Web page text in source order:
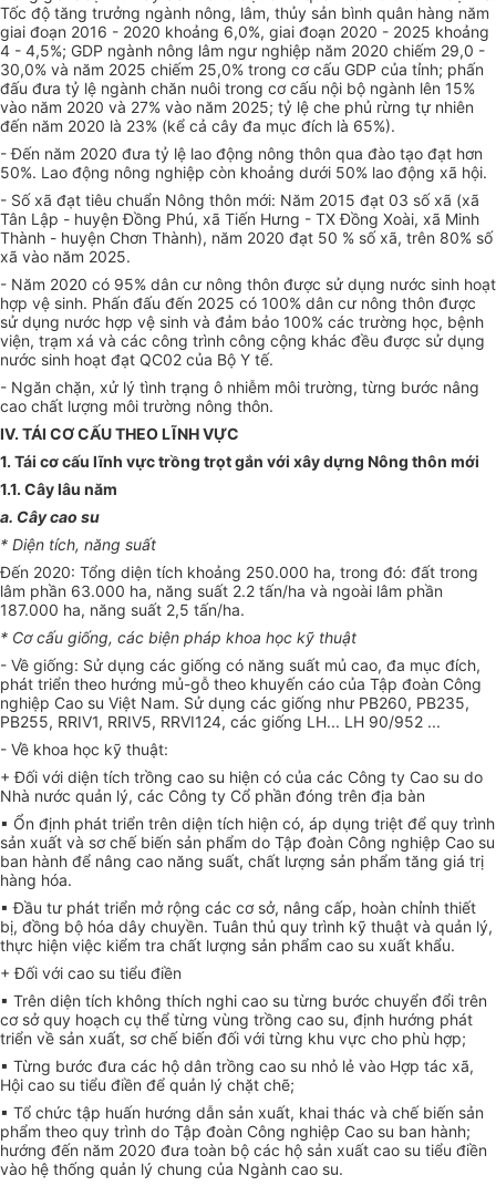
Tốc độ tăng trưởng ngành nông, lâm, thủy sản bình quân hàng năm
giai đoạn 2016 - 2020 khoảng 6,0%, giai đoạn 2020 - 2025 khoảng
4 - 4,5%; GDP ngành nông lâm ngư nghiệp năm 2020 chiếm 29,0 -
30,0% và năm 2025 chiếm 25,0% trong cơ cấu GDP của tỉnh; phấn
đấu đưa tỷ lệ ngành chăn nuôi trong cơ cấu nội bộ ngành lên 15%
vào năm 2020 và 27% vào năm 2025; tỷ lệ che phủ rừng tự nhiên
đến năm 2020 là 23% (kể cả cây đa mục đích là 65%).
- Đến năm 2020 đưa tỷ lệ lao động nông thôn qua đào tạo đạt hơn
50%. Lao động nông nghiệp còn khoảng dưới 50% lao động xã hội.
- Số xã đạt tiêu chuẩn Nông thôn mới: Năm 2015 đạt 03 số xã (xã
Tân Lập - huyện Đồng Phú, xã Tiến Hưng - TX Đồng Xoài, xã Minh
Thành - huyện Chơn Thành), năm 2020 đạt 50 % số xã, trên 80% số
xã vào năm 2025.
- Năm 2020 có 95% dân cư nông thôn được sử dụng nước sinh hoạt
hợp vệ sinh. Phấn đấu đến 2025 có 100% dân cư nông thôn được
sử dụng nước hợp vệ sinh và đảm bảo 100% các trường học, bệnh
viện, trạm xá và các công trình công cộng khác đều được sử dụng
nước sinh hoạt đạt QC02 của Bộ Y tế.
- Ngăn chặn, xử lý tình trạng ô nhiễm môi trường, từng bước nâng
cao chất lượng môi trường nông thôn.
IV. TÁI CƠ CẤU THEO LĨNH VỰC
1. Tái cơ cấu lĩnh vực trồng trọt gắn với xây dựng Nông thôn mới
1.1. Cây lâu năm
a. Cây cao su
* Diện tích, năng suất
Đến 2020: Tổng diện tích khoảng 250.000 ha, trong đó: đất trong
lâm phần 63.000 ha, năng suất 2.2 tấn/ha và ngoài lâm phần
187.000 ha, năng suất 2,5 tấn/ha.
* Cơ cấu giống, các biện pháp khoa học kỹ thuật
- Về giống: Sử dụng các giống có năng suất mủ cao, đa mục đích,
phát triển theo hướng mủ-gỗ theo khuyến cáo của Tập đoàn Công
nghiệp Cao su Việt Nam. Sử dụng các giống như PB260, PB235,
PB255, RRIV1, RRIV5, RRVI124, các giống LH... LH 90/952 ...
- Về khoa học kỹ thuật:
+ Đối với diện tích trồng cao su hiện có của các Công ty Cao su do
Nhà nước quản lý, các Công ty Cổ phần đóng trên địa bàn
▪ Ổn định phát triển trên diện tích hiện có, áp dụng triệt để quy trình
sản xuất và sơ chếbiến sản phẩm do Tập đoàn Công nghiệp Cao su
ban hành để nâng cao năng suất, chất lượng sản phẩm tăng giá trị
hàng hóa.
▪ Đầu tư phát triển mở rộng các cơ sở, nâng cấp, hoàn chỉnh thiết
bị, đồng bộ hóa dây chuyền. Tuân thủ quy trình kỹ thuật và quản lý,
thực hiện việc kiểm tra chất lượng sản phẩm cao su xuất khẩu.
+ Đối với cao su tiểu điền
▪ Trên diện tích không thích nghi cao su từng bước chuyển đổi trên
cơ sở quy hoạch cụ thể từng vùng trồng cao su, định hướng phát
triển về sản xuất, sơ chế biến đối với từng khu vực cho phù hợp;
▪ Từng bước đưa các hộ dân trồng cao su nhỏ lẻ vào Hợp tác xã,
Hội cao su tiểu điền để quản lý chặt chẽ;
▪ Tổ chức tập huấn hướng dẫn sản xuất, khai thác và chế biến sản
phẩm theo quy trình do Tập đoàn Công nghiệp Cao su ban hành;
hướng đến năm 2020 đưa toàn bộ các hộ sản xuất cao su tiểu điền
vào hệ thống quản lý chung của Ngành cao su.